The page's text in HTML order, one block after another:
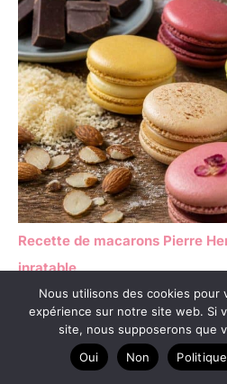
Recette de macarons Pierre
inratable
Nous utilisons des cookies pour
expérience sur notre site web. Si
site, nous supposerons que
Oui
Non